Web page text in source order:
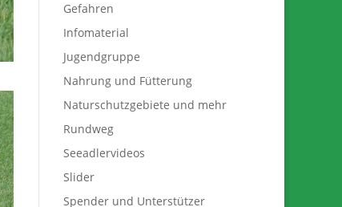
Gefahren
Infomaterial
Jugendgruppe
Nahrung und Fütterung
Naturschutzgebiete und mehr
Rundweg
Seeadlervideos
Slider
Spender und Unterstützer